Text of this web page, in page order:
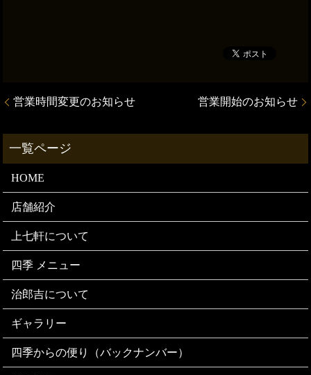
営業時間変更のお知らせ 営業開始のお知らせ
HOME
店舗紹介
上七軒について
四季 メニュー
治郎吉について
ギャラリー
四季からの便り（バックナンバー）